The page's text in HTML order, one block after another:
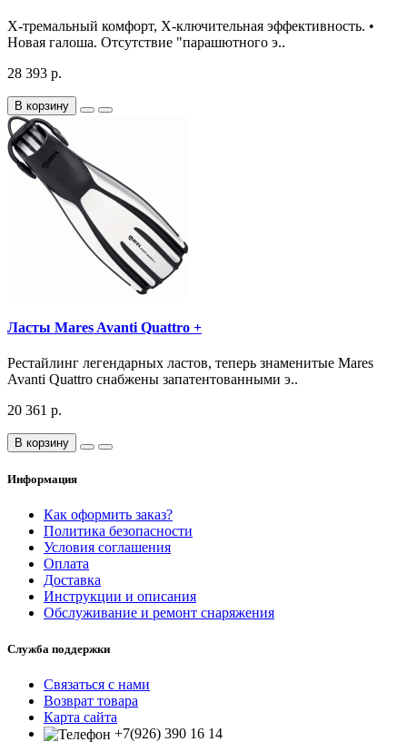
Х-тремальный комфорт, Х-ключительная эффективность. •
Новая галоша. Отсутствие "парашютного э..
28 393 р.
В корзину
Ласты Mares Avanti Quattro +
Рестайлинг легендарных ластов, теперь знаменитые Mares
Avanti Quattro снабжены запатентованными э..
20 361 р.
В корзину
Информация
Как оформить заказ?
Политика безопасности
Условия соглашения
Оплата
Доставка
Инструкции и описания
Обслуживание и ремонт снаряжения
Служба поддержки
Связаться с нами
Возврат товара
Карта сайта
+7(926) 390 16 14